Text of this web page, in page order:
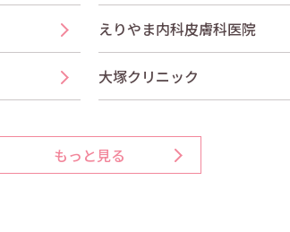
えりやま内科皮膚科医院
大塚クリニック
もっと見る